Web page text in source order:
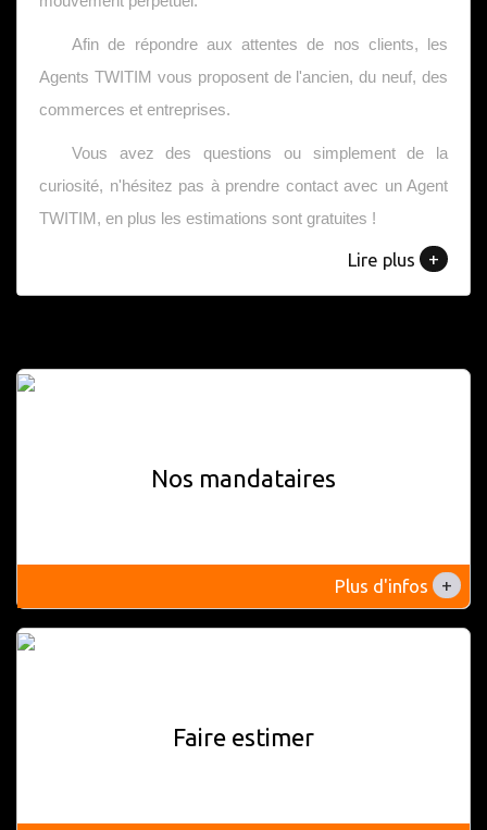
Afin de répondre aux attentes de nos clients, les
Agents TWITIM vous proposent de l'ancien, du neuf, des
commerces et entreprises.
Vous avez des questions ou simplement de la
curiosité, n'hésitez pas à prendre contact avec un Agent
TWITIM, en plus les estimations sont gratuites !
Lire plus +
Nos mandataires
Plus d'infos +
Faire estimer